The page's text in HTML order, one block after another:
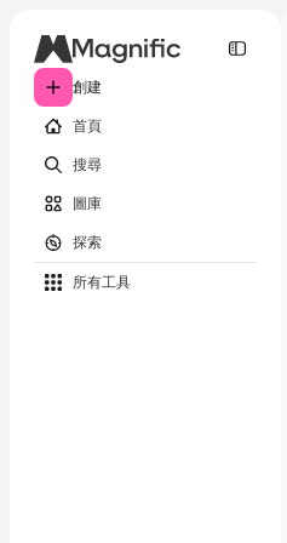
創建
首頁
搜尋
圖庫
探索
所有工具